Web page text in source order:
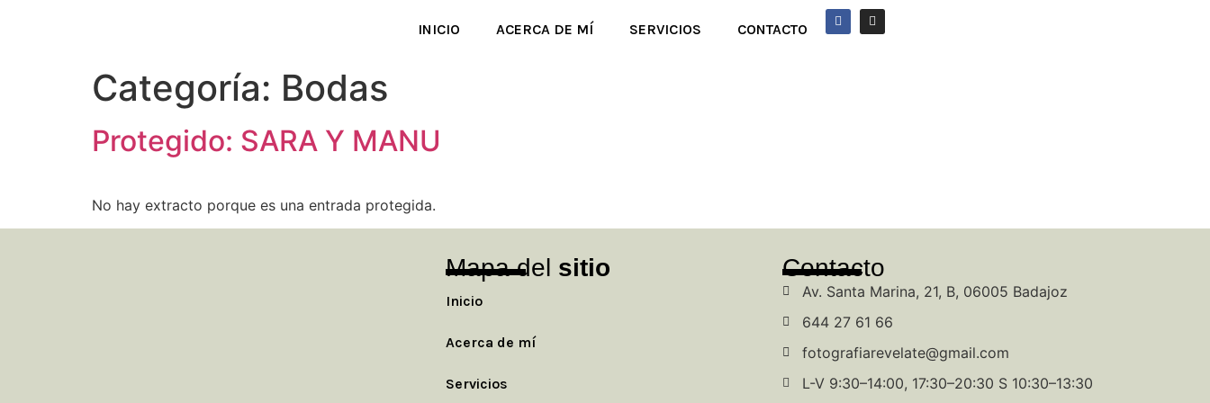
INICIO ACERCA DE MÍ SERVICIOS CONTACTO
Categoría: Bodas
Protegido: SARA Y MANU
No hay extracto porque es una entrada protegida.
Mapa del sitio
Inicio
Acerca de mí
Servicios
Contacto
Av. Santa Marina, 21, B, 06005 Badajoz
644 27 61 66
fotografiarevelate@gmail.com
L-V 9:30–14:00, 17:30–20:30 S 10:30–13:30